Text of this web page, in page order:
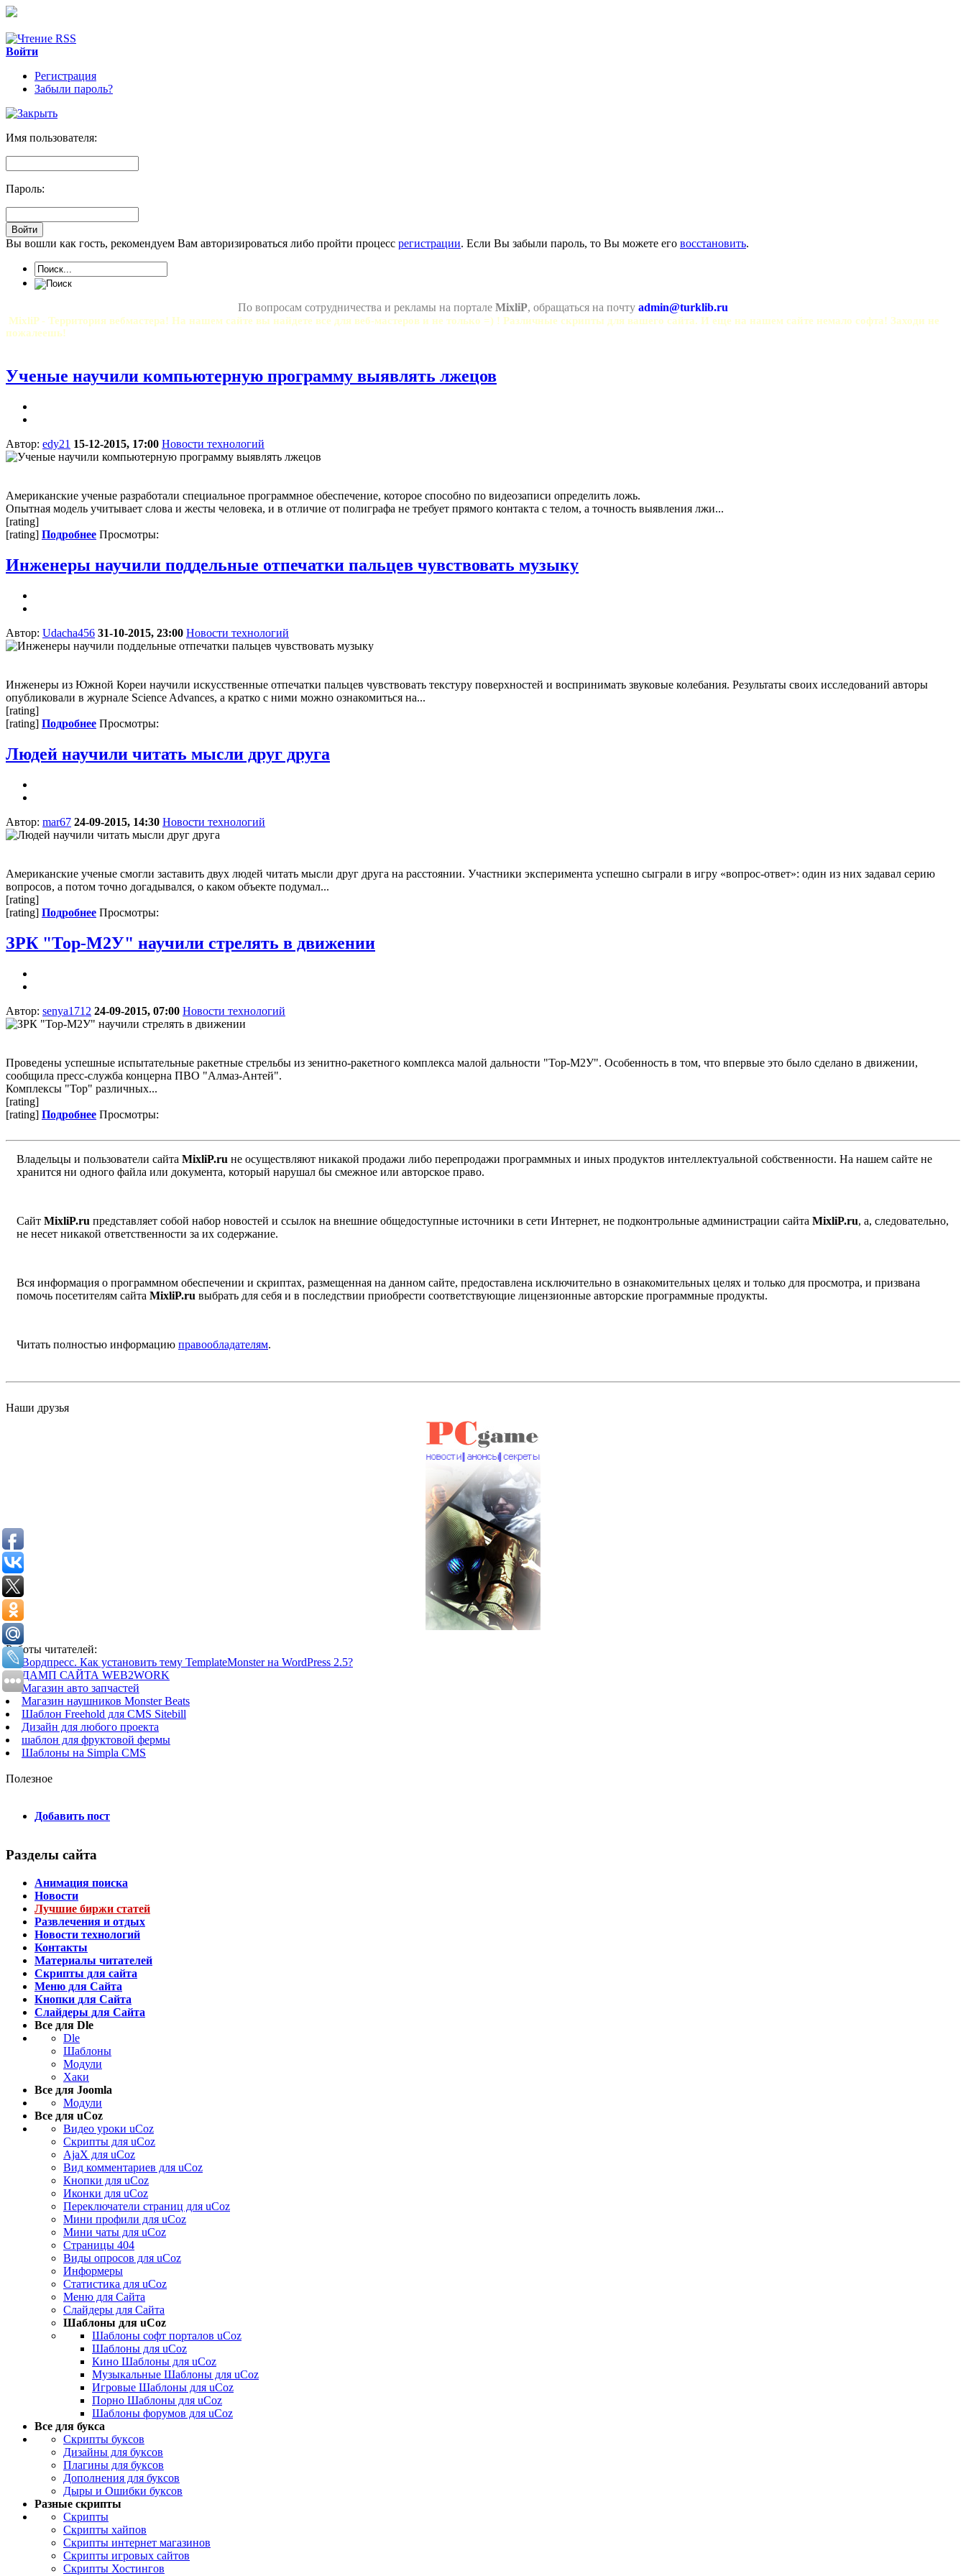
Войти
Регистрация
Забыли пароль?
Имя пользователя:
Пароль:
Вы вошли как гость, рекомендуем Вам авторизироваться либо пройти процесс регистрации. Если Вы забыли пароль, то Вы можете его восстановить.
По вопросам сотрудничества и рекламы на портале MixliP, обращаться на почту admin@turklib.ru
MixliP - Территория вебмастера! На нашем сайте вы найдете все для веб-мастеров и не только =) ! Различные скрипты для вашего сайта. И еще на нашем сайте немало софта! Заходи не
пожалеешь!
Ученые научили компьютерную программу выявлять лжецов
Автор: edy21 15-12-2015, 17:00 Новости технологий
Американские ученые разработали специальное программное обеспечение, которое способно по видеозаписи определить ложь.
Опытная модель учитывает слова и жесты человека, и в отличие от полиграфа не требует прямого контакта с телом, а точность выявления лжи...
[rating]
[rating] Подробнее Просмотры:
Инженеры научили поддельные отпечатки пальцев чувствовать музыку
Автор: Udacha456 31-10-2015, 23:00 Новости технологий
Инженеры из Южной Кореи научили искусственные отпечатки пальцев чувствовать текстуру поверхностей и воспринимать звуковые колебания. Результаты своих исследований авторы
опубликовали в журнале Science Advances, а кратко с ними можно ознакомиться на...
[rating]
[rating] Подробнее Просмотры:
Людей научили читать мысли друг друга
Автор: mar67 24-09-2015, 14:30 Новости технологий
Американские ученые смогли заставить двух людей читать мысли друг друга на расстоянии. Участники эксперимента успешно сыграли в игру «вопрос-ответ»: один из них задавал серию
вопросов, а потом точно догадывался, о каком объекте подумал...
[rating]
[rating] Подробнее Просмотры:
ЗРК "Тор-М2У" научили стрелять в движении
Автор: senya1712 24-09-2015, 07:00 Новости технологий
Проведены успешные испытательные ракетные стрельбы из зенитно-ракетного комплекса малой дальности "Тор-М2У". Особенность в том, что впервые это было сделано в движении,
сообщила пресс-служба концерна ПВО "Алмаз-Антей".
Комплексы "Тор" различных...
[rating]
[rating] Подробнее Просмотры:
Владельцы и пользователи сайта MixliP.ru не осуществляют никакой продажи либо перепродажи программных и иных продуктов интеллектуальной собственности. На нашем сайте не
хранится ни одного файла или документа, который нарушал бы смежное или авторское право.
Сайт MixliP.ru представляет собой набор новостей и ссылок на внешние общедоступные источники в сети Интернет, не подконтрольные администрации сайта MixliP.ru, а, следовательно,
не несет никакой ответственности за их содержание.
Вся информация о программном обеспечении и скриптах, размещенная на данном сайте, предоставлена исключительно в ознакомительных целях и только для просмотра, и призвана
помочь посетителям сайта MixliP.ru выбрать для себя и в последствии приобрести соответствующие лицензионные авторские программные продукты.
Читать полностью информацию правообладателям.
Наши друзья
Работы читателей:
Вордпресс. Как установить тему TemplateMonster на WordPress 2.5?
ДАМП САЙТА WEB2WORK
Магазин авто запчастей
Магазин наушников Monster Beats
Шаблон Freehold для CMS Sitebill
Дизайн для любого проекта
шаблон для фруктовой фермы
Шаблоны на Simpla CMS
Полезное
Добавить пост
Разделы сайта
Анимация поиска
Новости
Лучшие биржи статей
Развлечения и отдых
Новости технологий
Контакты
Материалы читателей
Скрипты для сайта
Меню для Сайта
Кнопки для Сайта
Слайдеры для Сайта
Все для Dle
Dle
Шаблоны
Модули
Хаки
Все для Joomla
Модули
Все для uCoz
Видео уроки uCoz
Скрипты для uCoz
AjaX для uCoz
Вид комментариев для uCoz
Кнопки для uCoz
Иконки для uCoz
Переключатели страниц для uCoz
Мини профили для uCoz
Мини чаты для uCoz
Страницы 404
Виды опросов для uCoz
Информеры
Статистика для uCoz
Меню для Сайта
Слайдеры для Сайта
Шаблоны для uCoz
Шаблоны софт порталов uCoz
Шаблоны для uCoz
Кино Шаблоны для uCoz
Музыкальные Шаблоны для uCoz
Игровые Шаблоны для uCoz
Порно Шаблоны для uCoz
Шаблоны форумов для uCoz
Все для букса
Скрипты буксов
Дизайны для буксов
Плагины для буксов
Дополнения для буксов
Дыры и Ошибки буксов
Разные скрипты
Скрипты
Скрипты хайпов
Скрипты интернет магазинов
Скрипты игровых сайтов
Скрипты Хостингов